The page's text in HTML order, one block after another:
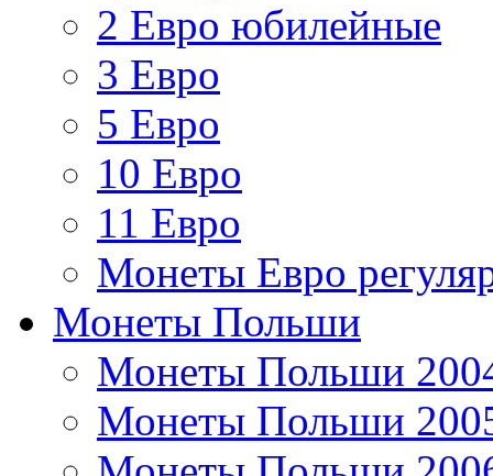
2 Евро юбилейные
3 Евро
5 Евро
10 Евро
11 Евро
Монеты Евро
Монеты Польши
Монеты Польши
Монеты Польши